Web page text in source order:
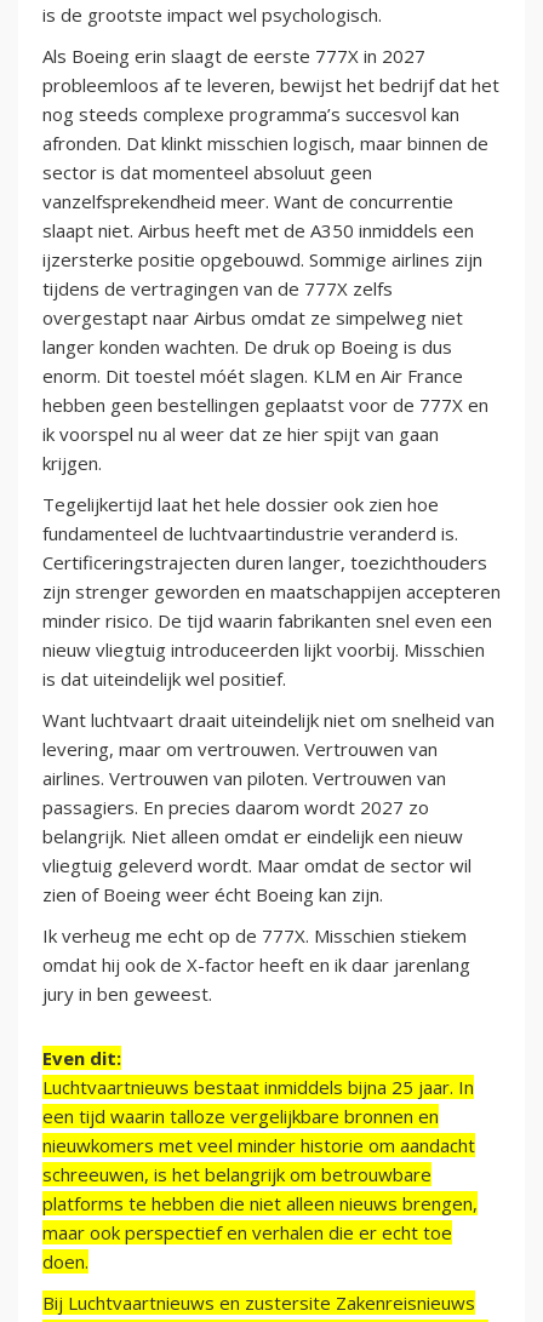
is de grootste impact wel psychologisch.
Als Boeing erin slaagt de eerste 777X in 2027
probleemloos af te leveren, bewijst het bedrijf dat het
nog steeds complexe programma’s succesvol kan
afronden. Dat klinkt misschien logisch, maar binnen de
sector is dat momenteel absoluut geen
vanzelfsprekendheid meer. Want de concurrentie
slaapt niet. Airbus heeft met de A350 inmiddels een
ijzersterke positie opgebouwd. Sommige airlines zijn
tijdens de vertragingen van de 777X zelfs
overgestapt naar Airbus omdat ze simpelweg niet
langer konden wachten. De druk op Boeing is dus
enorm. Dit toestel móét slagen. KLM en Air France
hebben geen bestellingen geplaatst voor de 777X en
ik voorspel nu al weer dat ze hier spijt van gaan
krijgen.
Tegelijkertijd laat het hele dossier ook zien hoe
fundamenteel de luchtvaartindustrie veranderd is.
Certificeringstrajecten duren langer, toezichthouders
zijn strenger geworden en maatschappijen accepteren
minder risico. De tijd waarin fabrikanten snel even een
nieuw vliegtuig introduceerden lijkt voorbij. Misschien
is dat uiteindelijk wel positief.
Want luchtvaart draait uiteindelijk niet om snelheid van
levering, maar om vertrouwen. Vertrouwen van
airlines. Vertrouwen van piloten. Vertrouwen van
passagiers. En precies daarom wordt 2027 zo
belangrijk. Niet alleen omdat er eindelijk een nieuw
vliegtuig geleverd wordt. Maar omdat de sector wil
zien of Boeing weer écht Boeing kan zijn.
Ik verheug me echt op de 777X. Misschien stiekem
omdat hij ook de X-factor heeft en ik daar jarenlang
jury in ben geweest.
Even dit:
Luchtvaartnieuws bestaat inmiddels bijna 25 jaar. In
een tijd waarin talloze vergelijkbare bronnen en
nieuwkomers met veel minder historie om aandacht
schreeuwen, is het belangrijk om betrouwbare
platforms te hebben die niet alleen nieuws brengen,
maar ook perspectief en verhalen die er echt toe
doen.
Bij Luchtvaartnieuws en zustersite Zakenreisnieuws